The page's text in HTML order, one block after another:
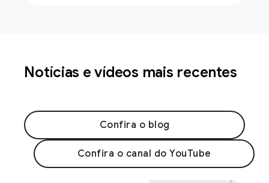
Notícias e vídeos mais recentes
Confira o blog
Confira o canal do YouTube